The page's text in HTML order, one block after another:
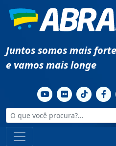
Juntos somos mais
e vamos mais longe